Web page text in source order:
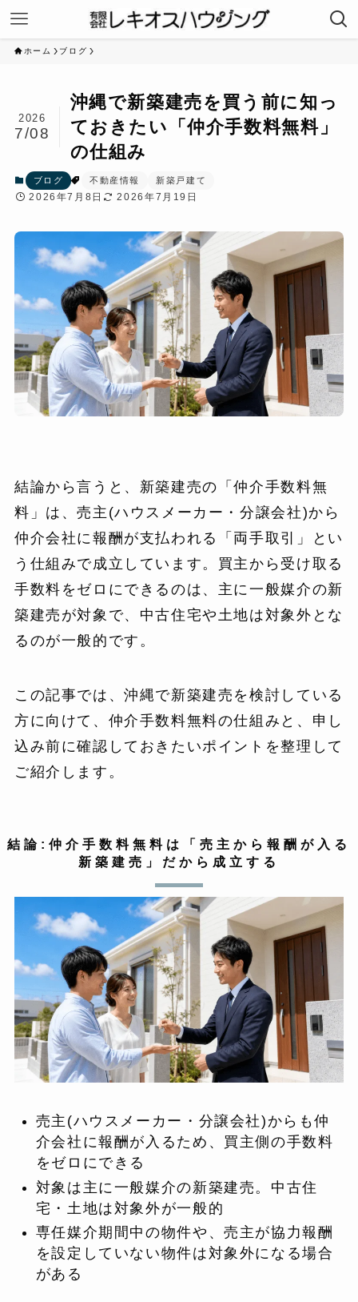
ホーム ブログ
沖縄で新築建売を買う前に知っ
ておきたい「仲介手数料無料」
の仕組み
2026
7/08
ブログ 不動産情報 新築戸建て
2026年7月8日 2026年7月19日
結論から言うと、新築建売の「仲介手数料無
料」は、売主(ハウスメーカー・分譲会社)から
仲介会社に報酬が支払われる「両手取引」とい
う仕組みで成立しています。買主から受け取る
手数料をゼロにできるのは、主に一般媒介の新
築建売が対象で、中古住宅や土地は対象外とな
るのが一般的です。
この記事では、沖縄で新築建売を検討している
方に向けて、仲介手数料無料の仕組みと、申し
込み前に確認しておきたいポイントを整理して
ご紹介します。
結論:仲介手数料無料は「売主から報酬が入る
新築建売」だから成立する
売主(ハウスメーカー・分譲会社)からも仲
介会社に報酬が入るため、買主側の手数料
をゼロにできる
対象は主に一般媒介の新築建売。中古住
宅・土地は対象外が一般的
専任媒介期間中の物件や、売主が協力報酬
を設定していない物件は対象外になる場合
がある